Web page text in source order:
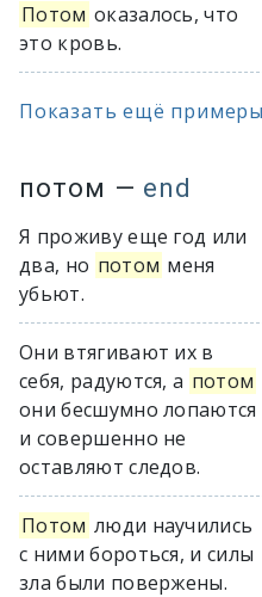
Потом оказалось, что
это кровь.
Показать ещё примеры
потом — end
Я проживу еще год или
два, но потом меня
убьют.
Они втягивают их в
себя, радуются, а потом
они бесшумно лопаются
и совершенно не
оставляют следов.
Потом люди научились
с ними бороться, и силы
зла были повержены.